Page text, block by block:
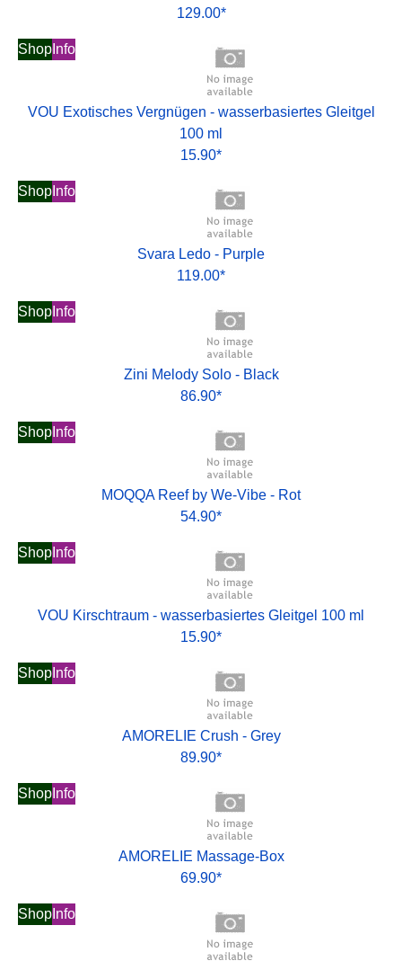
129.00*
Shop Info
VOU Exotisches Vergnügen - wasserbasiertes Gleitgel
100 ml
15.90*
Shop Info
Svara Ledo - Purple
119.00*
Shop Info
Zini Melody Solo - Black
86.90*
Shop Info
MOQQA Reef by We-Vibe - Rot
54.90*
Shop Info
VOU Kirschtraum - wasserbasiertes Gleitgel 100 ml
15.90*
Shop Info
AMORELIE Crush - Grey
89.90*
Shop Info
AMORELIE Massage-Box
69.90*
Shop Info